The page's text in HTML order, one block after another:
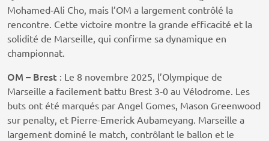
Mohamed‑Ali Cho, mais l’OM a largement contrôlé la
rencontre. Cette victoire montre la grande efficacité et la
solidité de Marseille, qui confirme sa dynamique en
championnat.
OM – Brest : Le 8 novembre 2025, l’Olympique de
Marseille a facilement battu Brest 3‑0 au Vélodrome. Les
buts ont été marqués par Angel Gomes, Mason Greenwood
sur penalty, et Pierre-Emerick Aubameyang. Marseille a
largement dominé le match, contrôlant le ballon et le